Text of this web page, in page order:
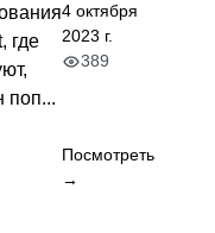
где
поп...
4 октября
2023 г.
389
Посмотреть
→